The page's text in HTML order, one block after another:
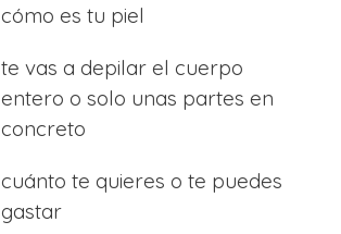
cómo es tu piel
te vas a depilar el cuerpo
entero o solo unas partes en
concreto
cuánto te quieres o te puedes
gastar